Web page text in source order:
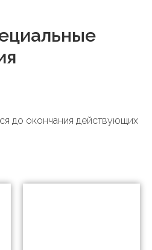
до окончания действующих